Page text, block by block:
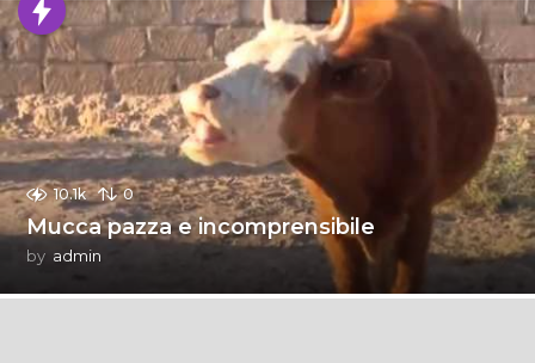
10.1k 0
Mucca pazza e incomprensibile
by admin